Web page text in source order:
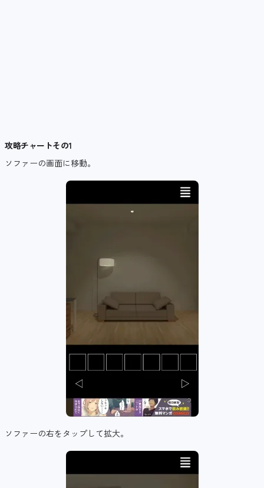
攻略チャートその1
ソファーの画面に移動。
ソファーの右をタップして拡大。